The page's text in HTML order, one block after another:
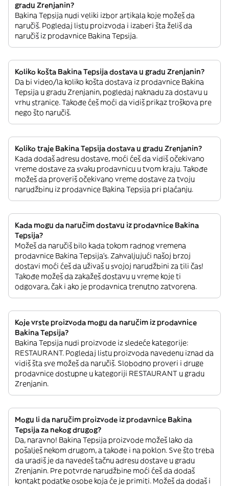
gradu Zrenjanin?
Bakina Tepsija nudi veliki izbor artikala koje možeš da
naručiš. Pogledaj listu proizvoda i izaberi šta želiš da
naručiš iz prodavnice Bakina Tepsija.
Koliko košta Bakina Tepsija dostava u gradu Zrenjanin?
Da bi video/la koliko košta dostava iz prodavnice Bakina
Tepsija u gradu Zrenjanin, pogledaj naknadu za dostavu u
vrhu stranice. Takođe ćeš moći da vidiš prikaz troškova pre
nego što naručiš.
Koliko traje Bakina Tepsija dostava u gradu Zrenjanin?
Kada dodaš adresu dostave, moći ćeš da vidiš očekivano
vreme dostave za svaku prodavnicu u tvom kraju. Takođe
možeš da proveriš očekivano vreme dostave za tvoju
narudžbinu iz prodavnice Bakina Tepsija pri plaćanju.
Kada mogu da naručim dostavu iz prodavnice Bakina
Tepsija?
Možeš da naručiš bilo kada tokom radnog vremena
prodavnice Bakina Tepsija’s. Zahvaljujući našoj brzoj
dostavi moći ćeš da uživaš u svojoj narudžbini za tili čas!
Takođe možeš da zakažeš dostavu u vreme koje ti
odgovara, čak i ako je prodavnica trenutno zatvorena.
Koje vrste proizvoda mogu da naručim iz prodavnice
Bakina Tepsija?
Bakina Tepsija nudi proizvode iz sledeće kategorije:
RESTAURANT. Pogledaj listu proizvoda navedenu iznad da
vidiš šta sve možeš da naručiš. Slobodno proveri i druge
prodavnice dostupne u kategoriji RESTAURANT u gradu
Zrenjanin.
Mogu li da naručim proizvode iz prodavnice Bakina
Tepsija za nekog drugog?
Da, naravno! Bakina Tepsija proizvode možeš lako da
pošalješ nekom drugom, a takođe i na poklon. Sve što treba
da uradiš je da navedeš tačnu adresu dostave u gradu
Zrenjanin. Pre potvrde narudžbine moći ćeš da dodaš
kontakt podatke osobe koja će je primiti. Možeš da dodaš i